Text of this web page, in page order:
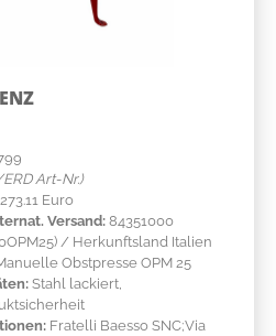
Art-Nr.)
273.11 Euro
Versand: 84351000
/ Herkunftsland Italien
Obstpresse OPM 25
Stahl lackiert
Fratelli Baesso SNC;Via